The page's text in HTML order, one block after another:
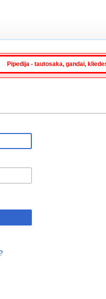
Pipedija - tautosaka, gandai,